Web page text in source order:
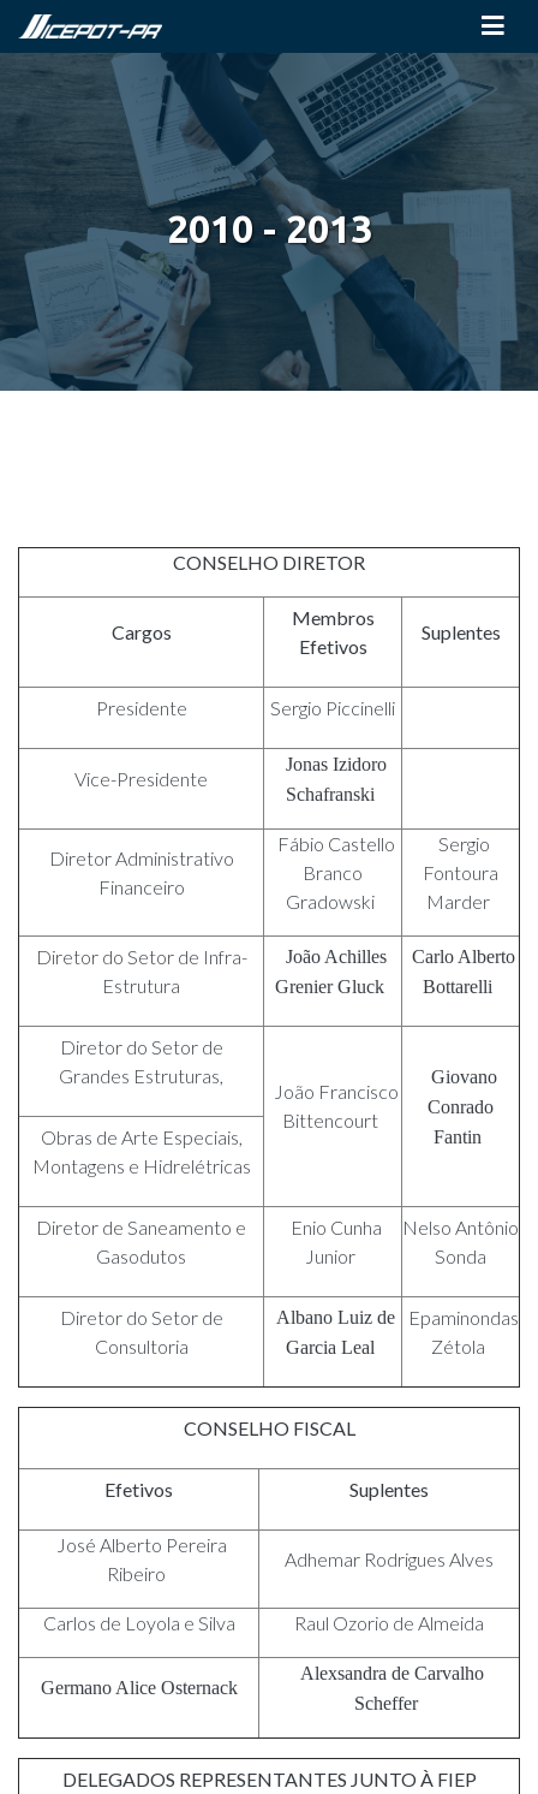
2010 - 2013
CONSELHO DIRETOR
Cargos
Membros
Efetivos
Suplentes
Presidente Sergio Piccinelli
Vice-Presidente
Jonas Izidoro
Schafranski
Diretor Administrativo
Financeiro
Fábio Castello
Branco
Gradowski
Sergio
Fontoura
Marder
Diretor do Setor de Infra-
Estrutura
João Achilles
Grenier Gluck
Carlo Alberto
Bottarelli
Diretor do Setor de
Grandes Estruturas,
João Francisco
Bittencourt
Giovano
Conrado
Fantin
Obras de Arte Especiais,
Montagens e Hidrelétricas
Diretor de Saneamento e
Gasodutos
Enio Cunha
Junior
Nelso Antônio
Sonda
Diretor do Setor de
Consultoria
Albano Luiz de
Garcia Leal
Epaminondas
Zétola
CONSELHO FISCAL
Efetivos Suplentes
José Alberto Pereira
Ribeiro
Adhemar Rodrigues Alves
Carlos de Loyola e Silva Raul Ozorio de Almeida
Germano Alice Osternack
Alexsandra de Carvalho
Scheffer
DELEGADOS REPRESENTANTES JUNTO À FIEP